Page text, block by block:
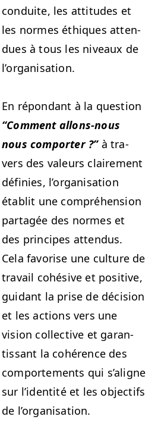
con­duite, les atti­tudes et
les normes éthiques atten­
dues à tous les niveaux de
l’organisation.
En répon­dant à la ques­tion
“Com­ment allons-nous
nous com­porter ?” à tra­
vers des valeurs claire­ment
définies, l’or­gan­i­sa­tion
établit une com­préhen­sion
partagée des normes et
des principes atten­dus.
Cela favorise une cul­ture de
tra­vail cohé­sive et pos­i­tive,
guidant la prise de déci­sion
et les actions vers une
vision col­lec­tive et garan­
tis­sant la cohérence des
com­porte­ments qui s’aligne
sur l’i­den­tité et les objec­tifs
de l’organisation.